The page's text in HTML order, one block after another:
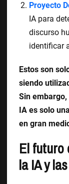
Proyecto
IA para
discurso
identificar
Estos son
siendo
Sin
IA es solo
en gran
El futuro
la IA y